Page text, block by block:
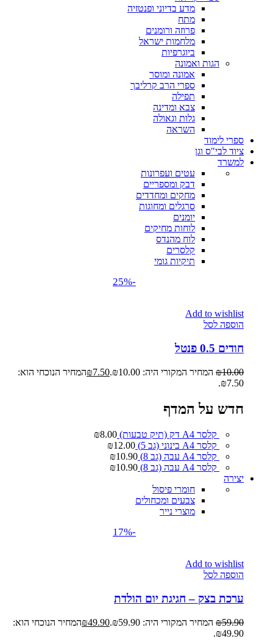
מדע בדיוני ופנטזיה
מתח
פרוזה ורומנים
מלחמות ישראל
ביוגרפיות
הגות ואמונה
אמונה ומוסר
ספרי הרב קרליבך
תפילה
צבא ומדינה
גלות וגאולה
השראה
ספרי לימוד
ציוד לבי"ס וגן
למשרד
עטים ועפרונות
דבק ומספריים
מחקים ומחדדים
סרגלים ומחוגות
יומנים
לוחות מחיקים
לוח מהנדס
קלסרים
תיקיות גומי
-25%
Add to wishlist
הוספה לסל
חודים 0.5 פנטל
₪10.00 המחיר המקורי היה: ₪10.00. ₪7.50
המחיר הנוכחי הוא:
₪7.50.
חדש על המדף
קלסר A4 דק (תיק טבעות) ₪8.00
קלסר A4 בינוני (גב 5)
₪12.00
קלסר A4 עבה (גב 8)
₪10.90
קלסר A4 עבה (גב 8)
₪10.90
יצירה
חומרי פיסול
צבעים ומכחולים
מוצרי נייר
-17%
Add to wishlist
הוספה לסל
ערכת בצק – חגיגת יום הולדת
₪59.90 המחיר המקורי היה: ₪59.90. ₪49.90
המחיר הנוכחי הוא:
₪49.90.